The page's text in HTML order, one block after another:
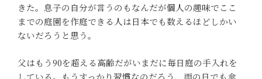
きた。息子の自分が言うのもなんだが個人の趣味でここ
までの庭園を作庭できる人は日本でも数えるほどしかい
ないだろうと思う。
父はもう90を超える高齢だがいまだに毎日庭の手入れを
している。もうすっかり習慣なのだろう、雨の日でも傘